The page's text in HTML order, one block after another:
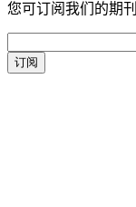
您可订阅我们的期